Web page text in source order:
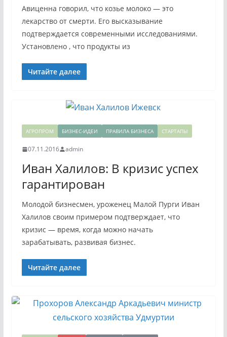
Авиценна говорил, что козье молоко — это
лекарство от смерти. Его высказывание
подтверждается современными исследованиями.
Установлено , что продукты из
Читайте далее
АГРОПРОМ БИЗНЕС-ИДЕИ ПРАВИЛА БИЗНЕСА СТАРТАПЫ
07.11.2016 admin
Иван Халилов: В кризис успех
гарантирован
Молодой бизнесмен, уроженец Малой Пурги Иван
Халилов своим примером подтверждает, что
кризис — время, когда можно начать
зарабатывать, развивая бизнес.
Читайте далее